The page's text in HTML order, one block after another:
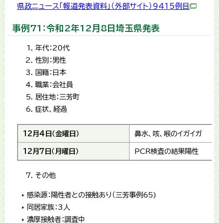
県政ニュース「報道発表資料」（外部サイト）9415例目
事例71：令和2年12月8日埼玉県発表
年代：20代
性別：男性
国籍：日本
職業：会社員
居住地：三芳町
症状、経過
12月4日（金曜日） 鼻水、咳、喉のイガイガ
12月7日（月曜日） PCR検査の結果陽性
その他
感染源：陽性者との接触あり（三芳事例65)
同居家族：3人
濃厚接触者：調査中